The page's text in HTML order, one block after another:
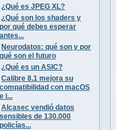
¿Qué es JPEG XL?
¿Qué son los shaders y
por qué debes esperar
antes...
Neurodatos: qué son y por
qué son el futuro
¿Qué es un ASIC?
Calibre 8.1 mejora su
compatibilidad con macOS
e i...
Alcasec vendió datos
sensibles de 130.000
policías...